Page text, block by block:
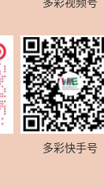
多彩快手号